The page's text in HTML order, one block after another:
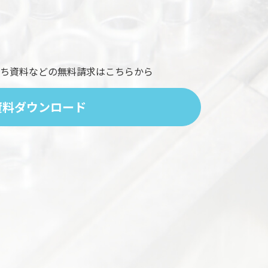
資料などの無料請求はこちらから
ダウンロード